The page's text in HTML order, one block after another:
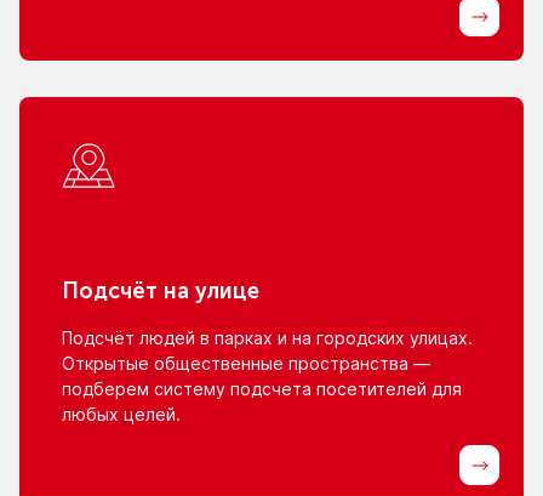
Подсчёт на улице
Подсчёт людей в парках и на городских улицах.
Открытые общественные пространства —
подберем систему подсчета посетителей для
любых целей.